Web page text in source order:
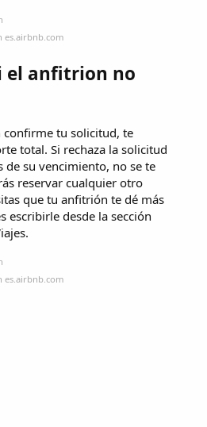
es.airbnb.com
el anfitrion no
tu solicitud, te
total. Si rechaza la solicitud
de su vencimiento, no se te
reservar cualquier otro
que tu anfitrión te dé más
escribirle desde la sección
es.airbnb.com